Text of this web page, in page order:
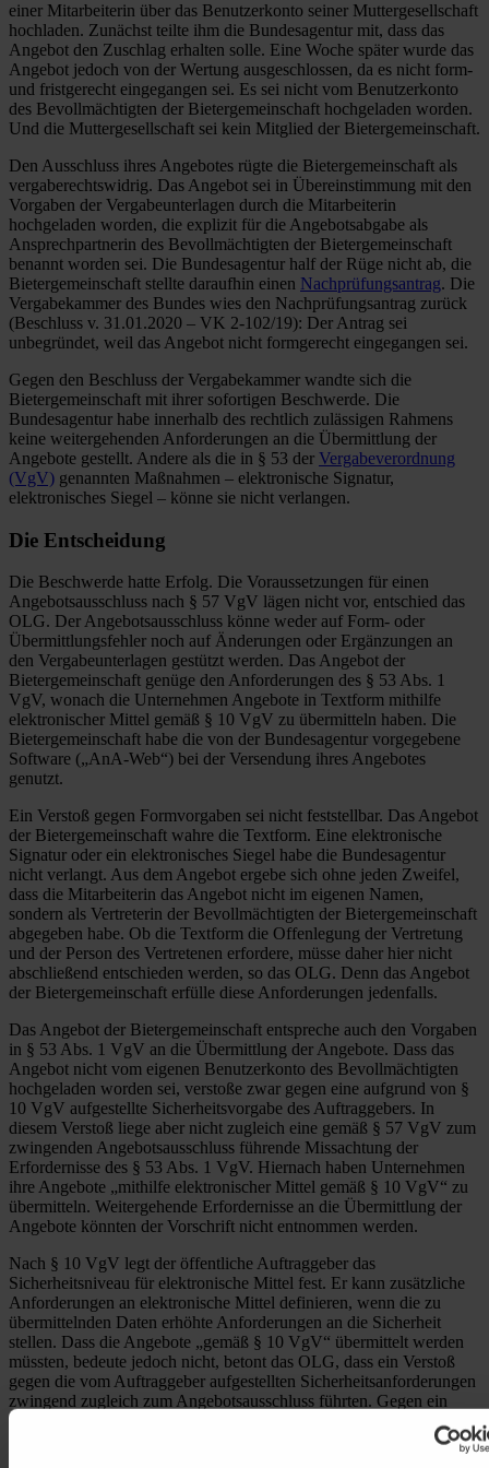
einer Mitarbeiterin über das Benutzerkonto seiner Muttergesellschaft
hochladen. Zunächst teilte ihm die Bundesagentur mit, dass das
Angebot den Zuschlag erhalten solle. Eine Woche später wurde das
Angebot jedoch von der Wertung ausgeschlossen, da es nicht form-
und fristgerecht eingegangen sei. Es sei nicht vom Benutzerkonto
des Bevollmächtigten der Bietergemeinschaft hochgeladen worden.
Und die Muttergesellschaft sei kein Mitglied der Bietergemeinschaft.
Den Ausschluss ihres Angebotes rügte die Bietergemeinschaft als
vergaberechtswidrig. Das Angebot sei in Übereinstimmung mit den
Vorgaben der Vergabeunterlagen durch die Mitarbeiterin
hochgeladen worden, die explizit für die Angebotsabgabe als
Ansprechpartnerin des Bevollmächtigten der Bietergemeinschaft
benannt worden sei. Die Bundesagentur half der Rüge nicht ab, die
Bietergemeinschaft stellte daraufhin einen Nachprüfungsantrag. Die
Vergabekammer des Bundes wies den Nachprüfungsantrag zurück
(Beschluss v. 31.01.2020 – VK 2-102/19): Der Antrag sei
unbegründet, weil das Angebot nicht formgerecht eingegangen sei.
Gegen den Beschluss der Vergabekammer wandte sich die
Bietergemeinschaft mit ihrer sofortigen Beschwerde. Die
Bundesagentur habe innerhalb des rechtlich zulässigen Rahmens
keine weitergehenden Anforderungen an die Übermittlung der
Angebote gestellt. Andere als die in § 53 der Vergabeverordnung
(VgV) genannten Maßnahmen – elektronische Signatur,
elektronisches Siegel – könne sie nicht verlangen.
Die Entscheidung
Die Beschwerde hatte Erfolg. Die Voraussetzungen für einen
Angebotsausschluss nach § 57 VgV lägen nicht vor, entschied das
OLG. Der Angebotsausschluss könne weder auf Form- oder
Übermittlungsfehler noch auf Änderungen oder Ergänzungen an
den Vergabeunterlagen gestützt werden. Das Angebot der
Bietergemeinschaft genüge den Anforderungen des § 53 Abs. 1
VgV, wonach die Unternehmen Angebote in Textform mithilfe
elektronischer Mittel gemäß § 10 VgV zu übermitteln haben. Die
Bietergemeinschaft habe die von der Bundesagentur vorgegebene
Software („AnA-Web“) bei der Versendung ihres Angebotes
genutzt.
Ein Verstoß gegen Formvorgaben sei nicht feststellbar. Das Angebot
der Bietergemeinschaft wahre die Textform. Eine elektronische
Signatur oder ein elektronisches Siegel habe die Bundesagentur
nicht verlangt. Aus dem Angebot ergebe sich ohne jeden Zweifel,
dass die Mitarbeiterin das Angebot nicht im eigenen Namen,
sondern als Vertreterin der Bevollmächtigten der Bietergemeinschaft
abgegeben habe. Ob die Textform die Offenlegung der Vertretung
und der Person des Vertretenen erfordere, müsse daher hier nicht
abschließend entschieden werden, so das OLG. Denn das Angebot
der Bietergemeinschaft erfülle diese Anforderungen jedenfalls.
Das Angebot der Bietergemeinschaft entspreche auch den Vorgaben
in § 53 Abs. 1 VgV an die Übermittlung der Angebote. Dass das
Angebot nicht vom eigenen Benutzerkonto des Bevollmächtigten
hochgeladen worden sei, verstoße zwar gegen eine aufgrund von §
10 VgV aufgestellte Sicherheitsvorgabe des Auftraggebers. In
diesem Verstoß liege aber nicht zugleich eine gemäß § 57 VgV zum
zwingenden Angebotsausschluss führende Missachtung der
Erfordernisse des § 53 Abs. 1 VgV. Hiernach haben Unternehmen
ihre Angebote „mithilfe elektronischer Mittel gemäß § 10 VgV“ zu
übermitteln. Weitergehende Erfordernisse an die Übermittlung der
Angebote könnten der Vorschrift nicht entnommen werden.
Nach § 10 VgV legt der öffentliche Auftraggeber das
Sicherheitsniveau für elektronische Mittel fest. Er kann zusätzliche
Anforderungen an elektronische Mittel definieren, wenn die zu
übermittelnden Daten erhöhte Anforderungen an die Sicherheit
stellen. Dass die Angebote „gemäß § 10 VgV“ übermittelt werden
müssten, bedeute jedoch nicht, betont das OLG, dass ein Verstoß
gegen die vom Auftraggeber aufgestellten Sicherheitsanforderungen
zwingend zugleich zum Angebotsausschluss führten. Gegen ein
solches Verständnis spricht aus Sicht des Gerichts schon der